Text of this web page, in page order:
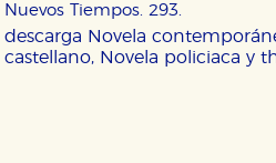
Nuevos Tiempos. 293.
descarga Novela
castellano, Novela policiaca y